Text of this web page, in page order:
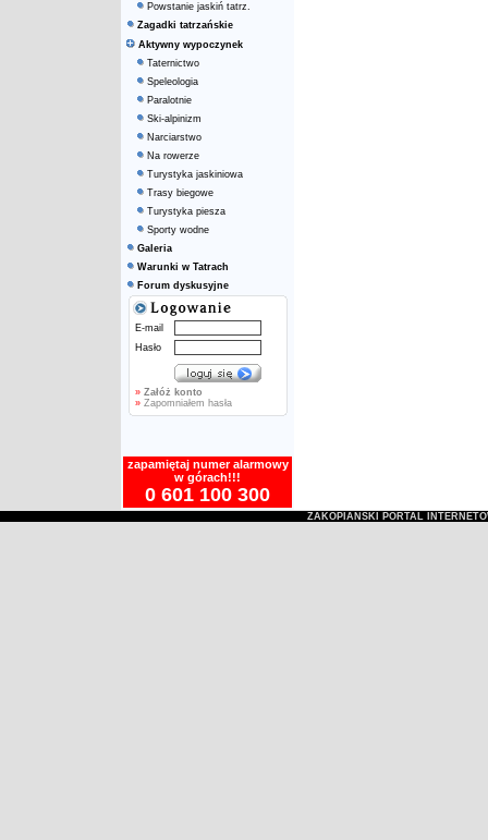
Powstanie jaskiń tatrz.
Zagadki tatrzańskie
Aktywny wypoczynek
Taternictwo
Speleologia
Paralotnie
Ski-alpinizm
Narciarstwo
Na rowerze
Turystyka jaskiniowa
Trasy biegowe
Turystyka piesza
Sporty wodne
Galeria
Warunki w Tatrach
Forum dyskusyjne
E-mail
Hasło
» Załóż konto
»Zapomniałem hasła
zapamiętaj numer alarmowy
w górach!!!
0 601 100 300
ZAKOPIAŃSKI PORTAL